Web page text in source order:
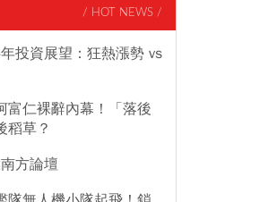
/ HOT NEWS /
投資展望：狂熱漲勢 vs
富仁裸辭內幕！「落後
稻草？
方論壇